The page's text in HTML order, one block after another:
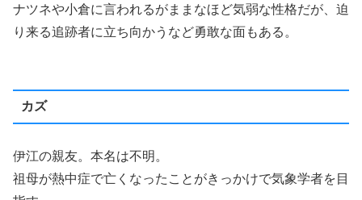
ナツネや小倉に言われるがままなほど気弱な性格だが、迫
り来る追跡者に立ち向かうなど勇敢な面もある。
カズ
伊江の親友。本名は不明。
祖母が熱中症で亡くなったことがきっかけで気象学者を目